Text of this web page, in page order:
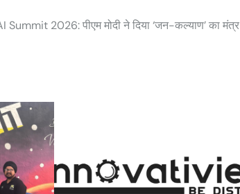
Summit 2026: पीएम मोदी ने दिया ‘जन-कल्याण’ का मंत्र